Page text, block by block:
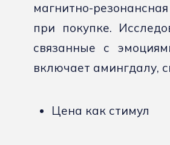
магнитно-
при покупке.
связанные с
включает амингдалу,
Цена как стимул